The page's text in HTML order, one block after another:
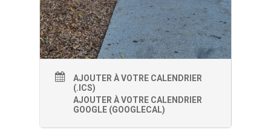
AJOUTER À VOTRE CALENDRIER
(.ICS)
AJOUTER À VOTRE CALENDRIER
GOOGLE (GOOGLECAL)